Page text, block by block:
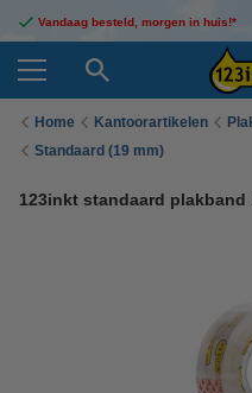
Vandaag besteld, morgen in huis!*
Home Kantoorartikelen
Standaard (19 mm)
123inkt standaard plakband